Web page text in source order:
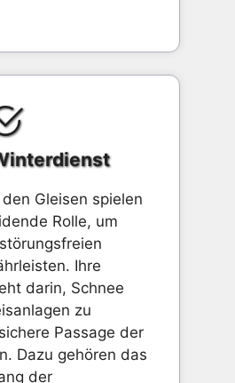
Gleisen spielen
Rolle, um
Ihre
darin, Schnee
zu
Passage der
Dazu gehören das
der